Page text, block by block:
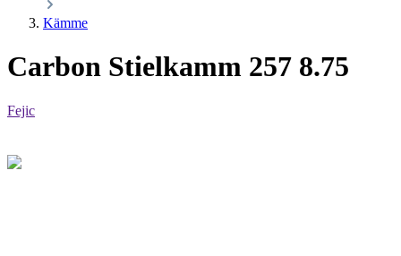
Kämme
Carbon Stielkamm 257 8.75
Fejic